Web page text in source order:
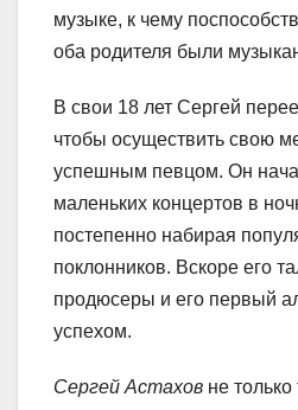
музыке, к чему
оба родителя были
В свои 18 лет Сергей
чтобы осуществить свою
успешным певцом. Он
маленьких концертов в
постепенно набирая
поклонников. Вскоре его
продюсеры и его первый
успехом.
Сергей Астахов не